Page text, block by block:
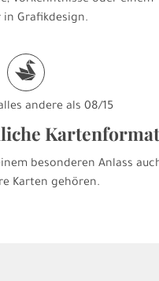
in Grafikdesign.
s
andere als 08/15
besonderen Anlass
Karten gehören.